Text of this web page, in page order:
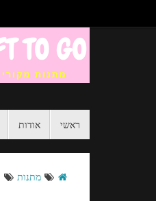
ראשי אודות
מתנות